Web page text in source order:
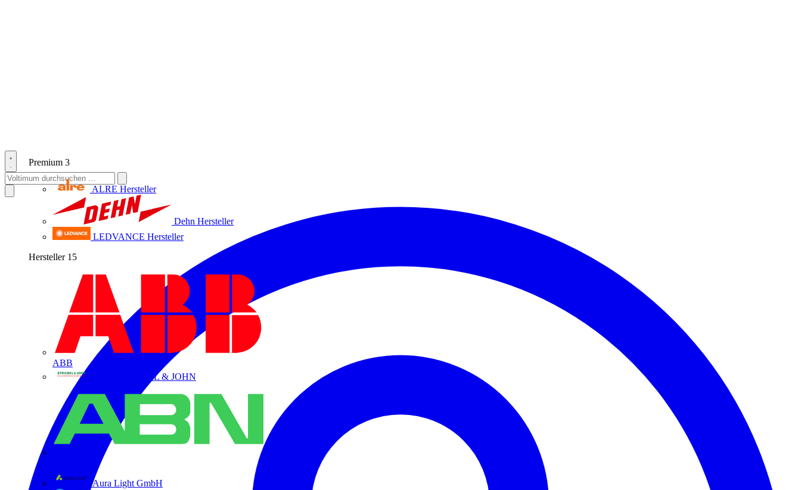
Premium 3
ALRE Hersteller
Dehn Hersteller
LEDVANCE Hersteller
Hersteller 15
ABB
ABB STRIEBEL & JOHN
Aura Light GmbH